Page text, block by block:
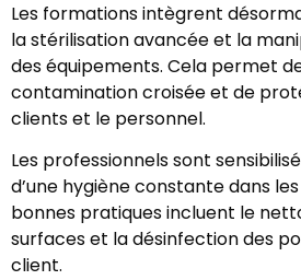
Les formations intègrent
la stérilisation avancée et la
des équipements. Cela permet
contamination croisée et de
clients et le personnel.
Les professionnels sont
d’une hygiène constante dans
bonnes pratiques incluent le
surfaces et la désinfection des
client.